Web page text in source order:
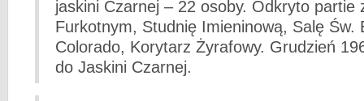
jaskini Czarnej – 22 osoby. Odkryto partie
Furkotnym, Studnię Imieninową, Salę Św.
Colorado, Korytarz Żyrafowy. Grudzień
do Jaskini Czarnej.